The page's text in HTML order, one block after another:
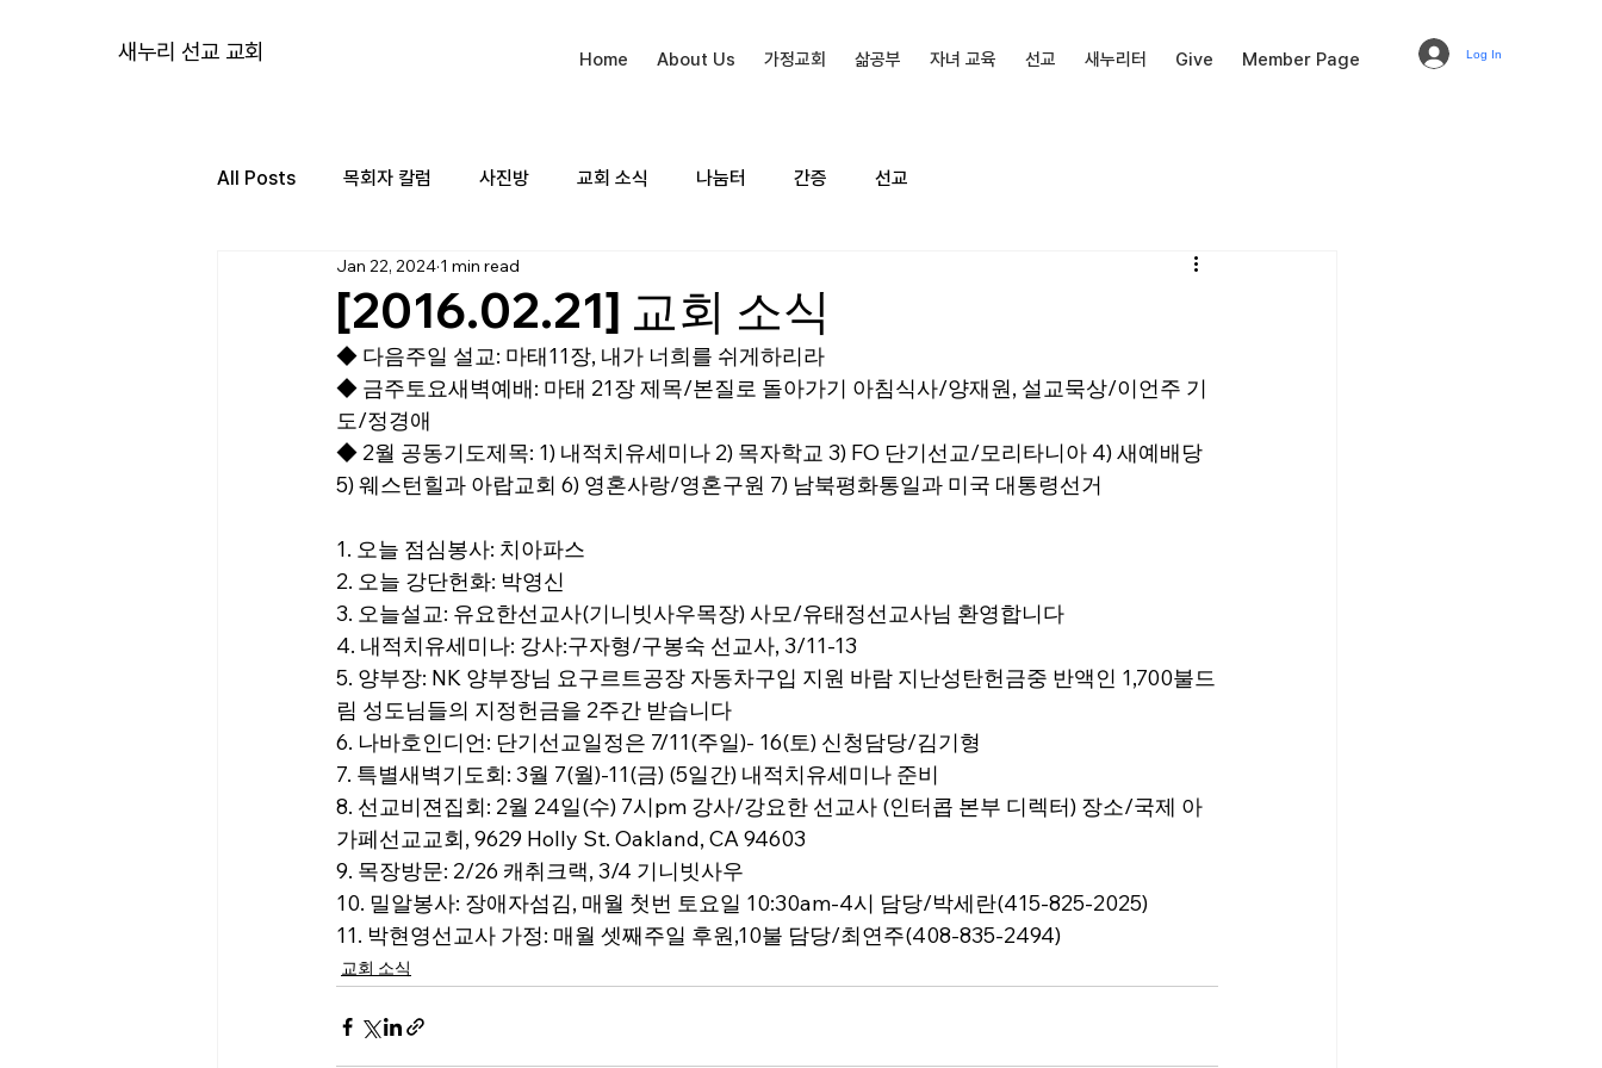
새누리 선교 교회 Home About Us 가정교회 삶공부 자녀 교육 선교 새누리터 Give Member Page Log In
All Posts 목회자 칼럼 사진방 교회 소식 나눔터 간증 선교
[2016.02.21] 교회 소식
Jan 22, 2024 1 min read
◆ 다음주일 설교: 마태11장, 내가 너희를 쉬게하리라
◆ 금주토요새벽예배: 마태 21장 제목/본질로 돌아가기 아침식사/양재원, 설교묵상/이언주 기
도/정경애
◆ 2월 공동기도제목: 1) 내적치유세미나 2) 목자학교 3) FO 단기선교/모리타니아 4) 새예배당
5) 웨스턴힐과 아랍교회 6) 영혼사랑/영혼구원 7) 남북평화통일과 미국 대통령선거
1. 오늘 점심봉사: 치아파스
2. 오늘 강단헌화: 박영신
3. 오늘설교: 유요한선교사(기니빗사우목장) 사모/유태정선교사님 환영합니다
4. 내적치유세미나: 강사:구자형/구봉숙 선교사, 3/11-13
5. 양부장: NK 양부장님 요구르트공장 자동차구입 지원 바람 지난성탄헌금중 반액인 1,700불드
림 성도님들의 지정헌금을 2주간 받습니다
6. 나바호인디언: 단기선교일정은 7/11(주일)- 16(토) 신청담당/김기형
7. 특별새벽기도회: 3월 7(월)-11(금) (5일간) 내적치유세미나 준비
8. 선교비젼집회: 2월 24일(수) 7시pm 강사/강요한 선교사 (인터콥 본부 디렉터) 장소/국제 아
가페선교교회, 9629 Holly St. Oakland, CA 94603
9. 목장방문: 2/26 캐취크랙, 3/4 기니빗사우
10. 밀알봉사: 장애자섬김, 매월 첫번 토요일 10:30am-4시 담당/박세란(415-825-2025)
11. 박현영선교사 가정: 매월 셋째주일 후원,10불 담당/최연주(408-835-2494)
교회 소식